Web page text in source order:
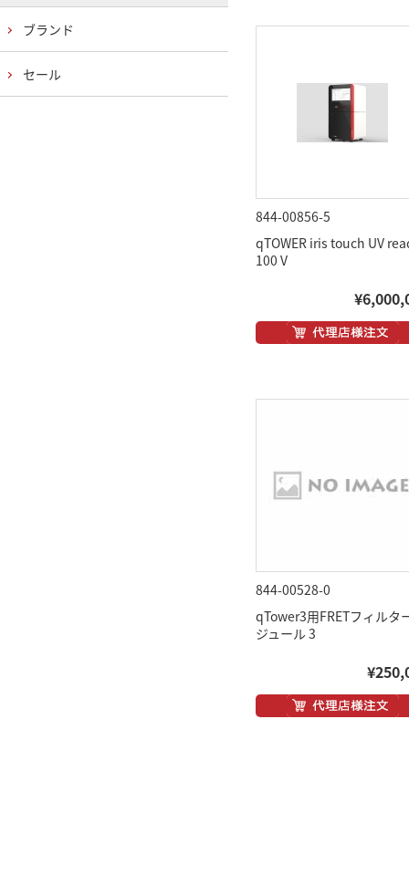
844-00856-5
qTOWER iris touch UV
100 V
844-00528-0
qTower3用FRETフィルタ
ジュール 3
ブランド
セール